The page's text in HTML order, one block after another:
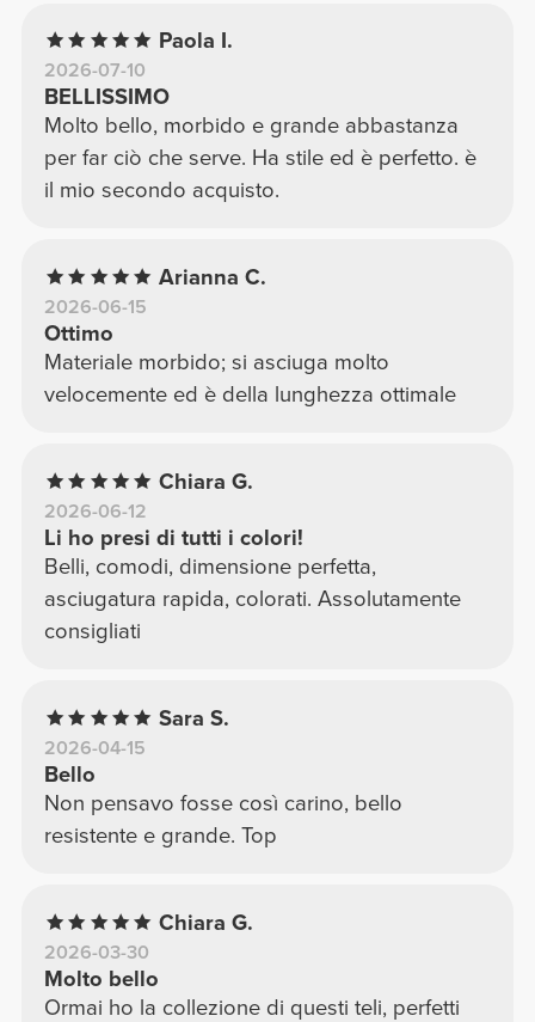
Paola I.
2026-07-10
BELLISSIMO
Molto bello, morbido e grande abbastanza
per far ciò che serve. Ha stile ed è perfetto. è
il mio secondo acquisto.
Arianna C.
2026-06-15
Ottimo
Materiale morbido; si asciuga molto
velocemente ed è della lunghezza ottimale
Chiara G.
2026-06-12
Li ho presi di tutti i colori!
Belli, comodi, dimensione perfetta,
asciugatura rapida, colorati. Assolutamente
consigliati
Sara S.
2026-04-15
Bello
Non pensavo fosse così carino, bello
resistente e grande. Top
Chiara G.
2026-03-30
Molto bello
Ormai ho la collezione di questi teli, perfetti